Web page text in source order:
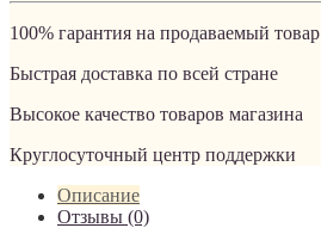
100% гарантия на продаваемый товар
Быстрая доставка по всей стране
Высокое качество товаров магазина
Круглосуточный центр поддержки
Описание
Отзывы (0)